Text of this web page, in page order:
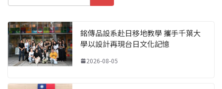
銘傳品設系赴日移地教學 攜手千葉大
學以設計再現台日文化記憶
2026-08-05